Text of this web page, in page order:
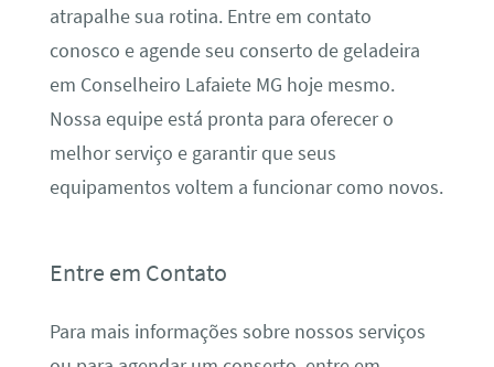
atrapalhe sua rotina. Entre em contato
conosco e agende seu conserto de geladeira
em Conselheiro Lafaiete MG hoje mesmo.
Nossa equipe está pronta para oferecer o
melhor serviço e garantir que seus
equipamentos voltem a funcionar como novos.
Entre em Contato
Para mais informações sobre nossos serviços